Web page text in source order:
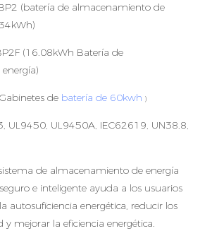
(batería de almacenamiento de
(16.08kWh Batería de
Gabinetes de batería de 60kwh )
UL9450, UL9450A, IEC62619, UN38.8,
de almacenamiento de energía
e inteligente ayuda a los usuarios
autosuficiencia energética, reducir los
y mejorar la eficiencia energética.